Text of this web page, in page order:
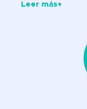
Leer más+